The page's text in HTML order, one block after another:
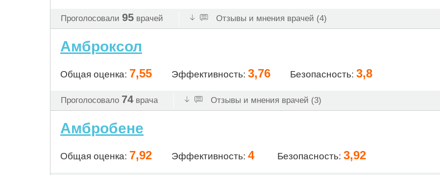
Проголосовали 95 врачей Отзывы и мнения врачей (4)
Амброксол
Общая оценка: 7,55 Эффективность: 3,76 Безопасность: 3,8
Проголосовало 74 врача Отзывы и мнения врачей (3)
Амбробене
Общая оценка: 7,92 Эффективность: 4 Безопасность: 3,92